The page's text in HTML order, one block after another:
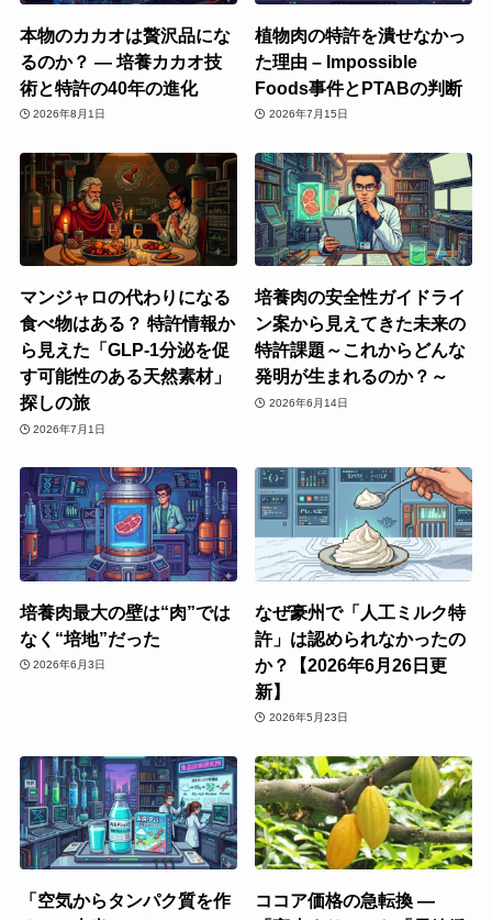
本物のカカオは贅沢品にな
るのか？ ― 培養カカオ技
術と特許の40年の進化
2026年8月1日
植物肉の特許を潰せなかっ
た理由 – Impossible
Foods事件とPTABの判断
2026年7月15日
マンジャロの代わりになる
食べ物はある？ 特許情報か
ら見えた「GLP-1分泌を促
す可能性のある天然素材」
探しの旅
2026年7月1日
培養肉の安全性ガイドライ
ン案から見えてきた未来の
特許課題～これからどんな
発明が生まれるのか？～
2026年6月14日
培養肉最大の壁は“肉”では
なく“培地”だった
2026年6月3日
なぜ豪州で「人工ミルク特
許」は認められなかったの
か？【2026年6月26日更
新】
2026年5月23日
「空気からタンパク質を作
ココア価格の急転換 ―